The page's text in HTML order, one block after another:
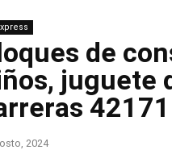
de
juguete
2024